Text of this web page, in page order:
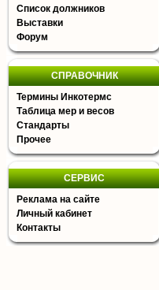
Список должников
Выставки
Форум
СПРАВОЧНИК
Термины Инкотермс
Таблица мер и весов
Стандарты
Прочее
СЕРВИС
Реклама на сайте
Личный кабинет
Контакты